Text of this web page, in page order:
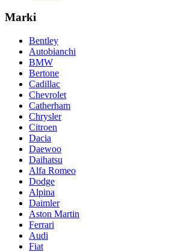
Marki
Bentley
Autobianchi
BMW
Bertone
Cadillac
Chevrolet
Catherham
Chrysler
Citroen
Dacia
Daewoo
Daihatsu
Alfa Romeo
Dodge
Alpina
Daimler
Aston Martin
Ferrari
Audi
Fiat